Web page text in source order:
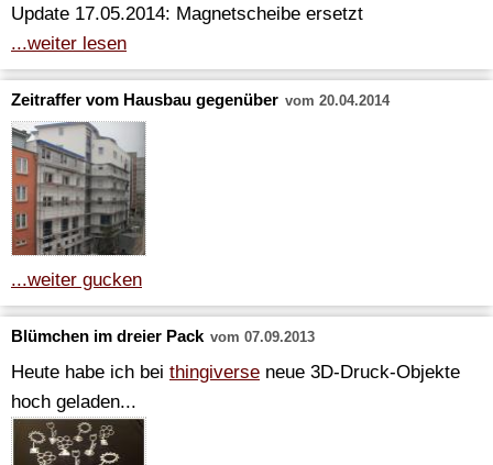
Update 17.05.2014: Magnetscheibe ersetzt
...weiter lesen
Zeitraffer vom Hausbau gegenüber vom 20.04.2014
...weiter gucken
Blümchen im dreier Pack vom 07.09.2013
Heute habe ich bei thingiverse neue 3D-Druck-Objekte
hoch geladen...